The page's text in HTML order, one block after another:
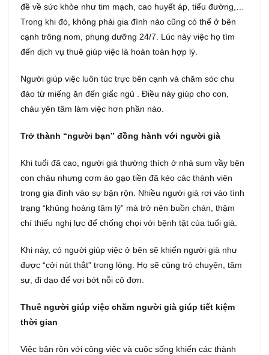
đề về sức khỏe như tim mạch, cao huyết áp, tiểu đường,…
Trong khi đó, không phải gia đình nào cũng có thể ở bên
cạnh trông nom, phụng dưỡng 24/7. Lúc này việc họ tìm
đến dịch vụ thuê giúp việc là hoàn toàn hợp lý.
Người giúp việc luôn túc trực bên cạnh và chăm sóc chu
đáo từ miếng ăn đến giấc ngủ . Điều này giúp cho con,
cháu yên tâm làm việc hơn phần nào.
Trở thành “người bạn” đồng hành với người già
Khi tuổi đã cao, người già thường thích ở nhà sum vầy bên
con cháu nhưng cơm áo gạo tiền đã kéo các thành viên
trong gia đình vào sự bận rộn. Nhiều người già rơi vào tình
trạng “khủng hoảng tâm lý” mà trở nên buồn chán, thậm
chí thiếu nghị lực để chống chọi với bệnh tật của tuổi già.
Khi này, có người giúp việc ở bên sẽ khiến người già như
được “cởi nút thắt” trong lòng. Họ sẽ cùng trò chuyện, tâm
sự, đi dạo để vơi bớt nỗi cô đơn.
Thuê người giúp việc chăm người già giúp tiết kiệm
thời gian
Việc bận rộn với công việc và cuộc sống khiến các thành